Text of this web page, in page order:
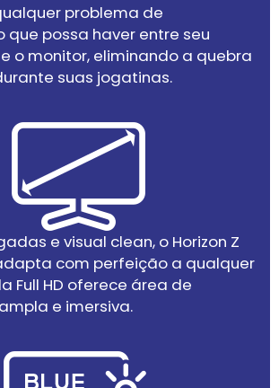
problema de
que possa haver entre seu
o monitor, eliminando a quebra
suas jogatinas.
e visual clean, o Horizon Z
adapta com perfeição a qualquer
Full HD oferece área de
e imersiva.